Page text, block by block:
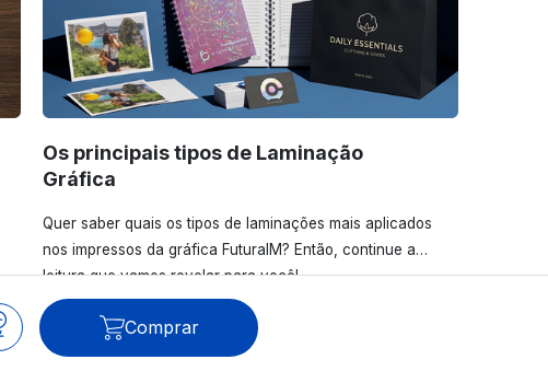
Os principais tipos de Laminação
Gráfica
Quer saber quais os tipos de laminações mais aplicados
nos impressos da gráfica FuturaIM? Então, continue a
leitura que vamos revelar para você!
Comprar